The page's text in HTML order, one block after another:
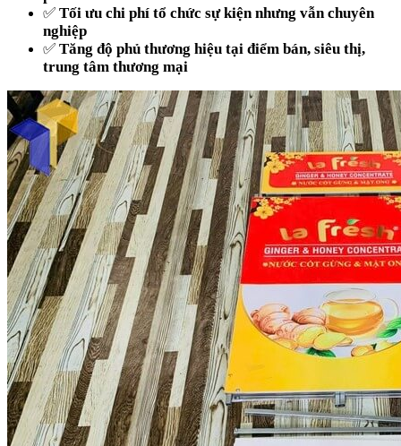
✅ Tối ưu chi phí tổ chức sự kiện nhưng vẫn chuyên
nghiệp
✅ Tăng độ phủ thương hiệu tại điểm bán, siêu thị,
trung tâm thương mại